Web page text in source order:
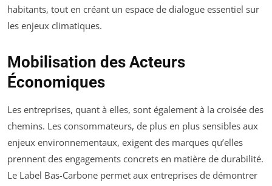
habitants, tout en créant un espace de dialogue essentiel sur
les enjeux climatiques.
Mobilisation des Acteurs
Économiques
Les entreprises, quant à elles, sont également à la croisée des
chemins. Les consommateurs, de plus en plus sensibles aux
enjeux environnementaux, exigent des marques qu’elles
prennent des engagements concrets en matière de durabilité.
Le Label Bas-Carbone permet aux entreprises de démontrer